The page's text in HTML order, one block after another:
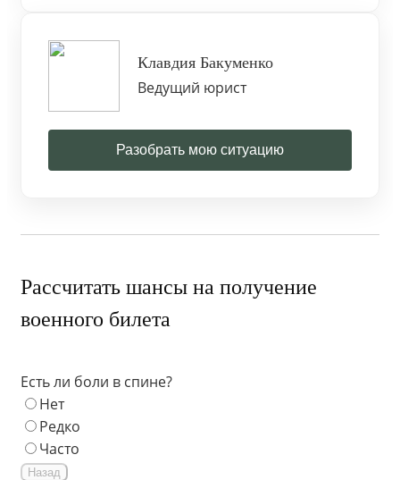
Клавдия Бакуменко
Ведущий юрист
Разобрать мою ситуацию
Рассчитать шансы на получение
военного билета
Есть ли боли в спине?
Нет
Редко
Часто
Назад